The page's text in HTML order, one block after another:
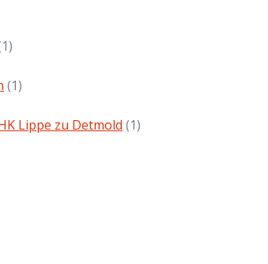
(1)
Lippe zu Detmold (1)